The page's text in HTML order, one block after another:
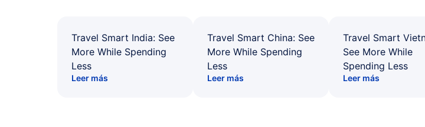
Travel Smart India: See
More While Spending
Less
Leer más
Travel Smart China: See
More While Spending
Less
Leer más
Travel Smart
See More While
Spending Less
Leer más